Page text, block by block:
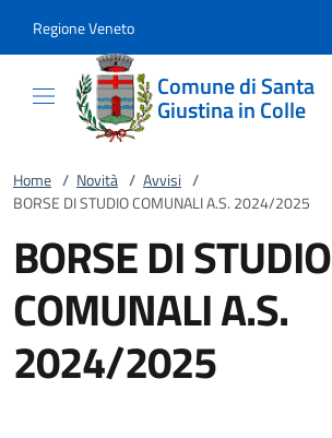
Regione Veneto
Comune di Santa
Giustina in Colle
Home / Novità / Avvisi /
BORSE DI STUDIO COMUNALI A.S. 2024/2025
BORSE DI STUDIO
COMUNALI A.S.
2024/2025